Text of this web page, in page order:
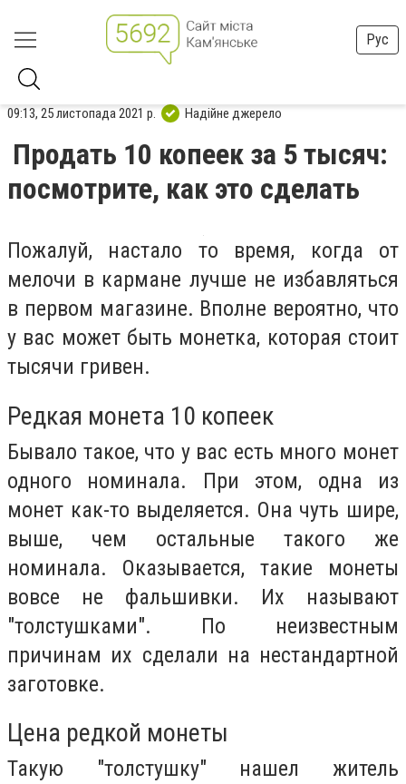
Рус
09:13, 25 листопада 2021 р. Надійне джерело
Продать 10 копеек за 5 тысяч:
посмотрите, как это сделать
Пожалуй, настало то время, когда от
мелочи в кармане лучше не избавляться
в первом магазине. Вполне вероятно, что
у вас может быть монетка, которая стоит
тысячи гривен.
Редкая монета 10 копеек
Бывало такое, что у вас есть много монет
одного номинала. При этом, одна из
монет как-то выделяется. Она чуть шире,
выше, чем остальные такого же
номинала. Оказывается, такие монеты
вовсе не фальшивки. Их называют
"толстушками". По неизвестным
причинам их сделали на нестандартной
заготовке.
Цена редкой монеты
Такую "толстушку" нашел житель